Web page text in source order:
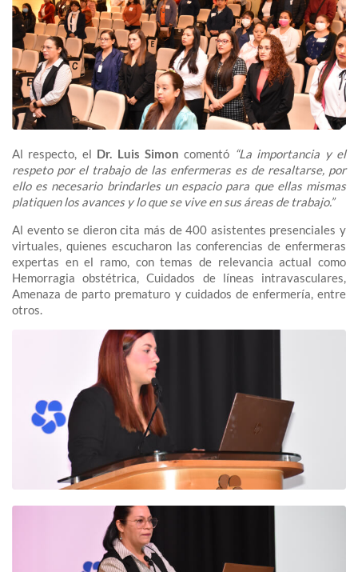
Al respecto, el Dr. Luis Simon comentó “La importancia y el
respeto por el trabajo de las enfermeras es de resaltarse, por
ello es necesario brindarles un espacio para que ellas mismas
platiquen los avances y lo que se vive en sus áreas de trabajo.”
Al evento se dieron cita más de 400 asistentes presenciales y
virtuales, quienes escucharon las conferencias de enfermeras
expertas en el ramo, con temas de relevancia actual como
Hemorragia obstétrica, Cuidados de líneas intravasculares,
Amenaza de parto prematuro y cuidados de enfermería, entre
otros.